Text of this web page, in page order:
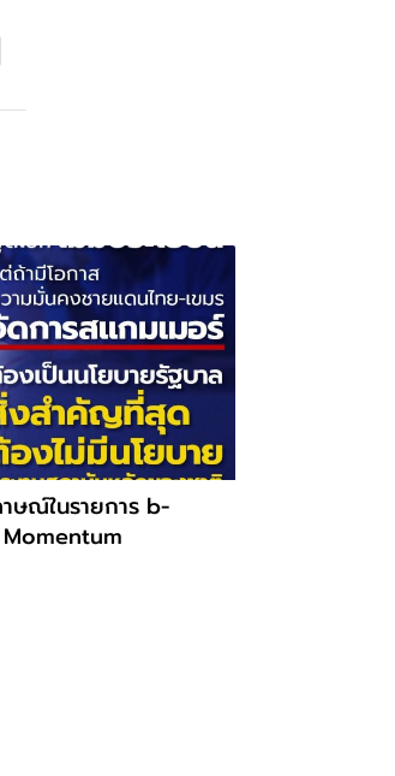
ษณ์ในรายการ b-